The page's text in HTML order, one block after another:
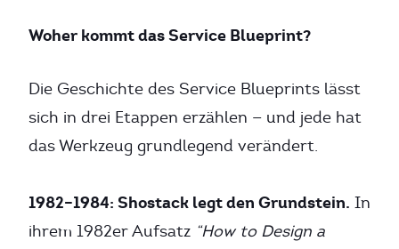
Woher kommt das Service Blueprint?
Die Geschichte des Service Blueprints lässt
sich in drei Etappen erzählen — und jede hat
das Werkzeug grundlegend verändert.
1982–1984: Shostack legt den Grundstein. In
ihrem 1982er Aufsatz “How to Design a